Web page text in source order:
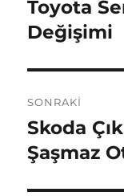
Önceki
yazı:
Toyota
Değişimi
SONRAKI
Sonraki
yazı:
Skoda
Şaşmaz